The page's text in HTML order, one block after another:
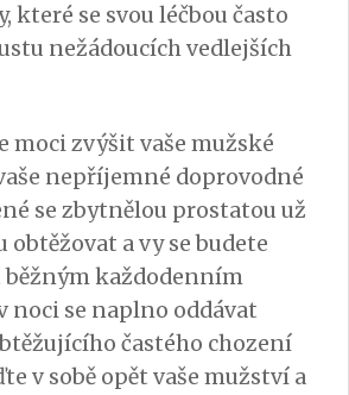
které se svou léčbou často
nežádoucích vedlejších
moci zvýšit vaše mužské
nepříjemné doprovodné
se zbytnělou prostatou už
obtěžovat a vy se budete
běžným každodenním
noci se naplno oddávat
častého chození
v sobě opět vaše mužství a